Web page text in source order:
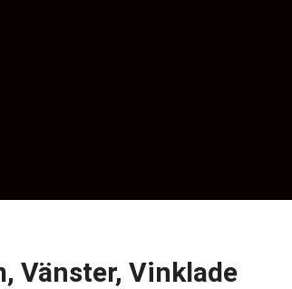
Vänster, Vinklade